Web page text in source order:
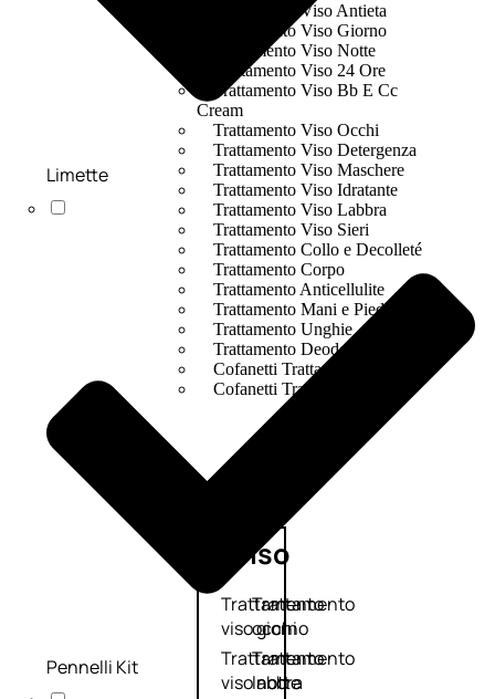
Trattamento Viso Antieta
Trattamento Viso Giorno
Trattamento Viso Notte
Trattamento Viso 24 Ore
Trattamento Viso Bb E Cc
Cream
Trattamento Viso Occhi
Trattamento Viso Detergenza
Trattamento Viso Maschere
Trattamento Viso Idratante
Trattamento Viso Labbra
Trattamento Viso Sieri
Trattamento Collo e Decolleté
Trattamento Corpo
Trattamento Anticellulite
Trattamento Mani e Piedi
Trattamento Unghie
Trattamento Deodoranti
Cofanetti Trattamento Viso
Cofanetti Trattamento Corpo
Viso
Trattamento
viso giorno
Trattamento
viso notte
Trattamento
occhi
Trattamento
labbra
Limette
Pennelli Kit